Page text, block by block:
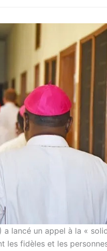
a lancé un appel à la «
les fidèles et les